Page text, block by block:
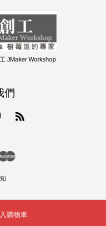
購物車
JMaker Workshop
們
YouTube